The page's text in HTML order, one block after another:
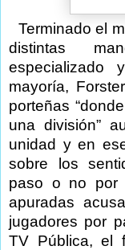
Terminado el
distintas
mayoría,
porteñas
una división”
unidad y en
sobre los
paso o no por
apuradas
jugadores por
TV Pública, el